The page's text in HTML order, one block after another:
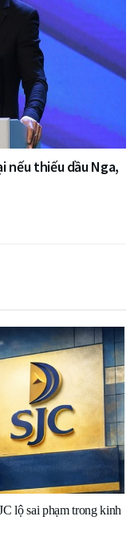
thiếu dầu Nga,
lộ sai phạm trong kinh